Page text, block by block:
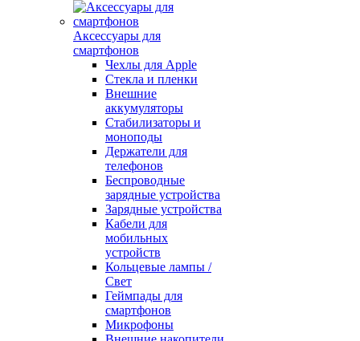
Аксессуары для
смартфонов
Чехлы для Apple
Стекла и пленки
Внешние
аккумуляторы
Стабилизаторы и
моноподы
Держатели для
телефонов
Беспроводные
зарядные устройства
Зарядные устройства
Кабели для
мобильных
устройств
Кольцевые лампы /
Свет
Геймпады для
смартфонов
Микрофоны